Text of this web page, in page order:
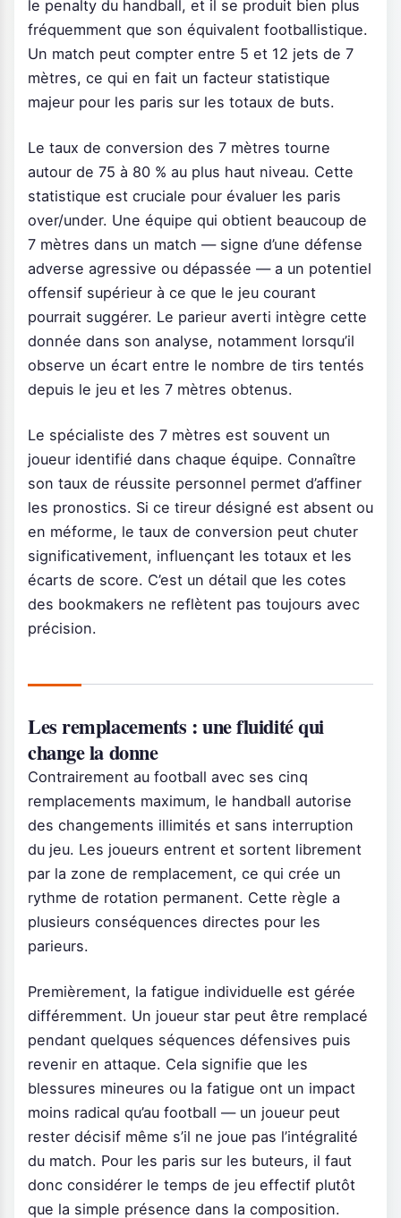
le penalty du handball, et il se produit bien plus
fréquemment que son équivalent footballistique.
Un match peut compter entre 5 et 12 jets de 7
mètres, ce qui en fait un facteur statistique
majeur pour les paris sur les totaux de buts.
Le taux de conversion des 7 mètres tourne
autour de 75 à 80 % au plus haut niveau. Cette
statistique est cruciale pour évaluer les paris
over/under. Une équipe qui obtient beaucoup de
7 mètres dans un match — signe d’une défense
adverse agressive ou dépassée — a un potentiel
offensif supérieur à ce que le jeu courant
pourrait suggérer. Le parieur averti intègre cette
donnée dans son analyse, notamment lorsqu’il
observe un écart entre le nombre de tirs tentés
depuis le jeu et les 7 mètres obtenus.
Le spécialiste des 7 mètres est souvent un
joueur identifié dans chaque équipe. Connaître
son taux de réussite personnel permet d’affiner
les pronostics. Si ce tireur désigné est absent ou
en méforme, le taux de conversion peut chuter
significativement, influençant les totaux et les
écarts de score. C’est un détail que les cotes
des bookmakers ne reflètent pas toujours avec
précision.
Les remplacements : une fluidité qui
change la donne
Contrairement au football avec ses cinq
remplacements maximum, le handball autorise
des changements illimités et sans interruption
du jeu. Les joueurs entrent et sortent librement
par la zone de remplacement, ce qui crée un
rythme de rotation permanent. Cette règle a
plusieurs conséquences directes pour les
parieurs.
Premièrement, la fatigue individuelle est gérée
différemment. Un joueur star peut être remplacé
pendant quelques séquences défensives puis
revenir en attaque. Cela signifie que les
blessures mineures ou la fatigue ont un impact
moins radical qu’au football — un joueur peut
rester décisif même s’il ne joue pas l’intégralité
du match. Pour les paris sur les buteurs, il faut
donc considérer le temps de jeu effectif plutôt
que la simple présence dans la composition.